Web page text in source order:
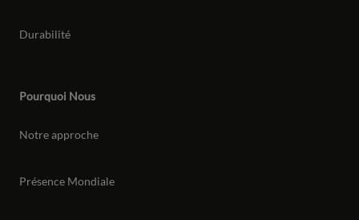
Durabilité
Pourquoi Nous
Notre approche
Présence Mondiale